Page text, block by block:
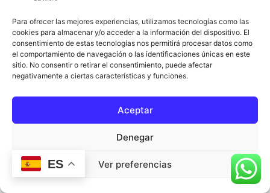
Para ofrecer las mejores experiencias, utilizamos tecnologías como las
cookies para almacenar y/o acceder a la información del dispositivo. El
consentimiento de estas tecnologías nos permitirá procesar datos como
el comportamiento de navegación o las identificaciones únicas en este
sitio. No consentir o retirar el consentimiento, puede afectar
negativamente a ciertas características y funciones.
Aceptar
Denegar
Ver preferencias
ES